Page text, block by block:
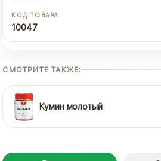
КОД ТОВАРА
10047
СМОТРИТЕ ТАКЖЕ:
Кумин молотый